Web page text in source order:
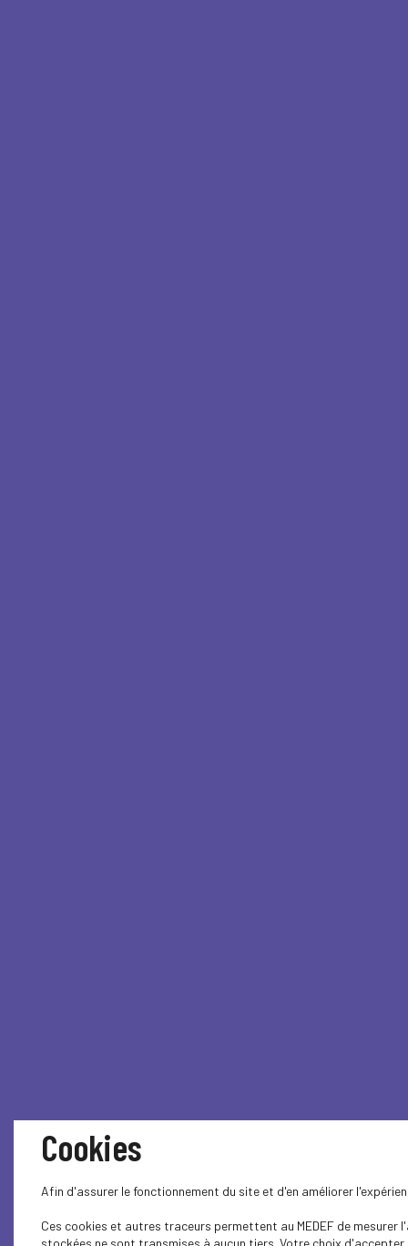
Cookies
Afin d'assurer le fonctionnement du site et d'en améliorer
Ces cookies et autres traceurs permettent au MEDEF de
stockées ne sont transmises à aucun tiers. Votre choix